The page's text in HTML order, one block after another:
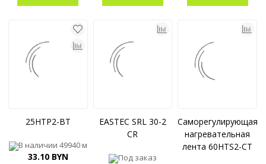
25HTP2-BT
В наличии 49940 м
33.10 BYN
EASTEC SRL 30-2
CR
Под заказ
нагревательная
лента 60HTS2-CT